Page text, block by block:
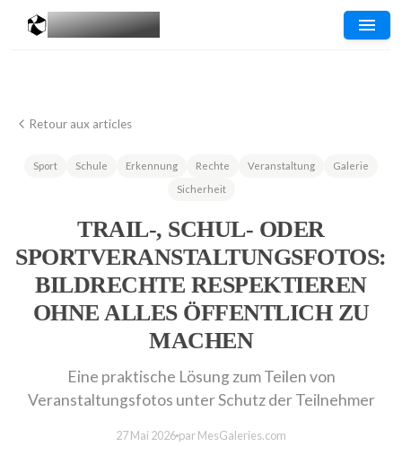
MESGALERIES
Retour aux articles
Sport Schule Erkennung Rechte Veranstaltung
Galerie
Sicherheit
TRAIL-, SCHUL- ODER
SPORTVERANSTALTUNGSFOTOS:
BILDRECHTE RESPEKTIEREN
OHNE ALLES ÖFFENTLICH ZU
MACHEN
Eine praktische Lösung zum Teilen von
Veranstaltungsfotos unter Schutz der Teilnehmer
27 Mai 2026 par MesGaleries.com